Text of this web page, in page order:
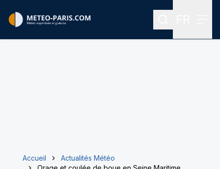
Rechercher
Accueil
Actualités Météo